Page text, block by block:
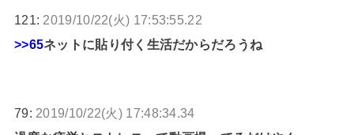
121: 2019/10/22(火) 17:53:55.22
>>65ネットに貼り付く生活だからだろうね
79: 2019/10/22(火) 17:48:34.34